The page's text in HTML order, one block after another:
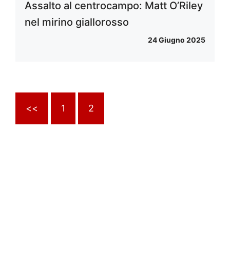
Assalto al centrocampo: Matt O’Riley
nel mirino giallorosso
24 Giugno 2025
<< 1 2